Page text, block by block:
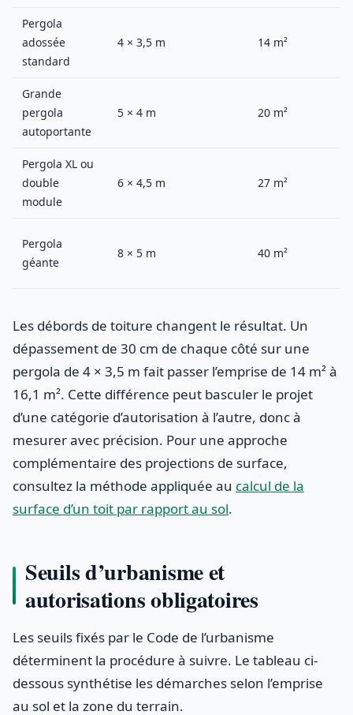
Pergola
adossée
standard
4 × 3,5 m 14 m²
Grande
pergola
autoportante
5 × 4 m 20 m²
Pergola XL ou
double
module
6 × 4,5 m 27 m²
Pergola
géante
8 × 5 m 40 m²
Les débords de toiture changent le résultat. Un
dépassement de 30 cm de chaque côté sur une
pergola de 4 × 3,5 m fait passer l’emprise de 14 m² à
16,1 m². Cette différence peut basculer le projet
d’une catégorie d’autorisation à l’autre, donc à
mesurer avec précision. Pour une approche
complémentaire des projections de surface,
consultez la méthode appliquée au calcul de la
surface d’un toit par rapport au sol.
Seuils d’urbanisme et
autorisations obligatoires
Les seuils fixés par le Code de l’urbanisme
déterminent la procédure à suivre. Le tableau ci-
dessous synthétise les démarches selon l’emprise
au sol et la zone du terrain.